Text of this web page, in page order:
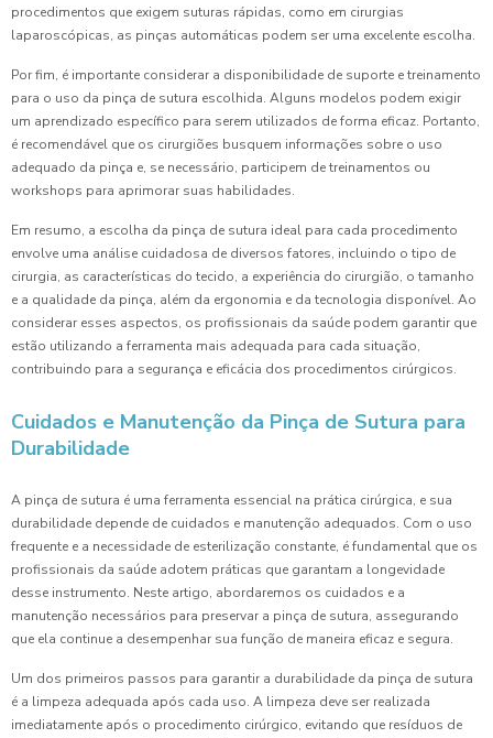
procedimentos que exigem suturas rápidas, como em cirurgias
laparoscópicas, as pinças automáticas podem ser uma excelente escolha.
Por fim, é importante considerar a disponibilidade de suporte e treinamento
para o uso da pinça de sutura escolhida. Alguns modelos podem exigir
um aprendizado específico para serem utilizados de forma eficaz. Portanto,
é recomendável que os cirurgiões busquem informações sobre o uso
adequado da pinça e, se necessário, participem de treinamentos ou
workshops para aprimorar suas habilidades.
Em resumo, a escolha da pinça de sutura ideal para cada procedimento
envolve uma análise cuidadosa de diversos fatores, incluindo o tipo de
cirurgia, as características do tecido, a experiência do cirurgião, o tamanho
e a qualidade da pinça, além da ergonomia e da tecnologia disponível. Ao
considerar esses aspectos, os profissionais da saúde podem garantir que
estão utilizando a ferramenta mais adequada para cada situação,
contribuindo para a segurança e eficácia dos procedimentos cirúrgicos.
Cuidados e Manutenção da Pinça de Sutura para
Durabilidade
A pinça de sutura é uma ferramenta essencial na prática cirúrgica, e sua
durabilidade depende de cuidados e manutenção adequados. Com o uso
frequente e a necessidade de esterilização constante, é fundamental que os
profissionais da saúde adotem práticas que garantam a longevidade
desse instrumento. Neste artigo, abordaremos os cuidados e a
manutenção necessários para preservar a pinça de sutura, assegurando
que ela continue a desempenhar sua função de maneira eficaz e segura.
Um dos primeiros passos para garantir a durabilidade da pinça de sutura
é a limpeza adequada após cada uso. A limpeza deve ser realizada
imediatamente após o procedimento cirúrgico, evitando que resíduos de